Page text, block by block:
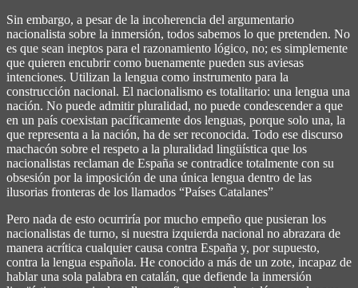
Sin embargo, a pesar de la incoherencia del argumentario
nacionalista sobre la inmersión, todos sabemos lo que pretenden. No
es que sean ineptos para el razonamiento lógico, no; es simplemente
que quieren encubrir como buenamente pueden sus aviesas
intenciones. Utilizan la lengua como instrumento para la
construcción nacional. El nacionalismo es totalitario: una lengua una
nación. No puede admitir pluralidad, no puede condescender a que
en un país coexistan pacíficamente dos lenguas, porque solo una, la
que representa a la nación, ha de ser reconocida. Todo ese discurso
machacón sobre el respeto a la pluralidad lingüística que los
nacionalistas reclaman de España se contradice totalmente con su
obsesión por la imposición de una única lengua dentro de las
ilusorias fronteras de los llamados “Países Catalanes”
Pero nada de esto ocurriría por mucho empeño que pusieran los
nacionalistas de turno, si nuestra izquierda nacional no abrazara de
manera acrítica cualquier causa contra España y, por supuesto,
contra la lengua española. He conocido a más de un zote, incapaz de
hablar una sola palabra en catalán, que defiende la inmersión